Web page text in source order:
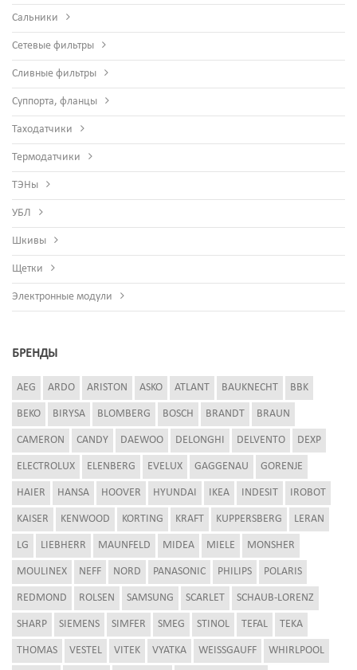
Сальники
Сетевые фильтры
Сливные фильтры
Суппорта, фланцы
Таходатчики
Термодатчики
ТЭНы
УБЛ
Шкивы
Щетки
Электронные модули
БРЕНДЫ
AEG ARDO ARISTON ASKO ATLANT BAUKNECHT BBK
BEKO BIRYSA BLOMBERG BOSCH BRANDT BRAUN
CAMERON CANDY DAEWOO DELONGHI DELVENTO DEXP
ELECTROLUX ELENBERG EVELUX GAGGENAU GORENJE
HAIER HANSA HOOVER HYUNDAI IKEA INDESIT IROBOT
KAISER KENWOOD KORTING KRAFT KUPPERSBERG LERAN
LG LIEBHERR MAUNFELD MIDEA MIELE MONSHER
MOULINEX NEFF NORD PANASONIC PHILIPS POLARIS
REDMOND ROLSEN SAMSUNG SCARLET SCHAUB-LORENZ
SHARP SIEMENS SIMFER SMEG STINOL TEFAL TEKA
THOMAS VESTEL VITEK VYATKA WEISSGAUFF WHIRLPOOL